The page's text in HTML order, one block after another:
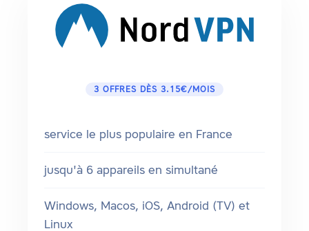
3 OFFRES DÈS 3.15€/MOIS
service le plus populaire en France
jusqu'à 6 appareils en simultané
Windows, Macos, iOS, Android (TV) et
Linux